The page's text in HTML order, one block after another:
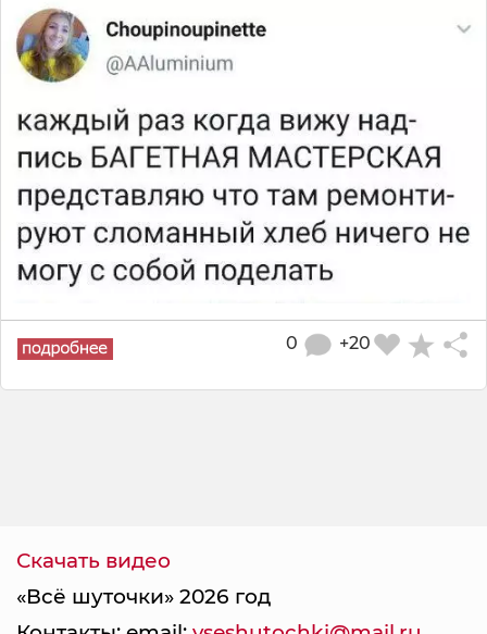
+20
0
Скачать видео
«Всё шуточки» 2026 год